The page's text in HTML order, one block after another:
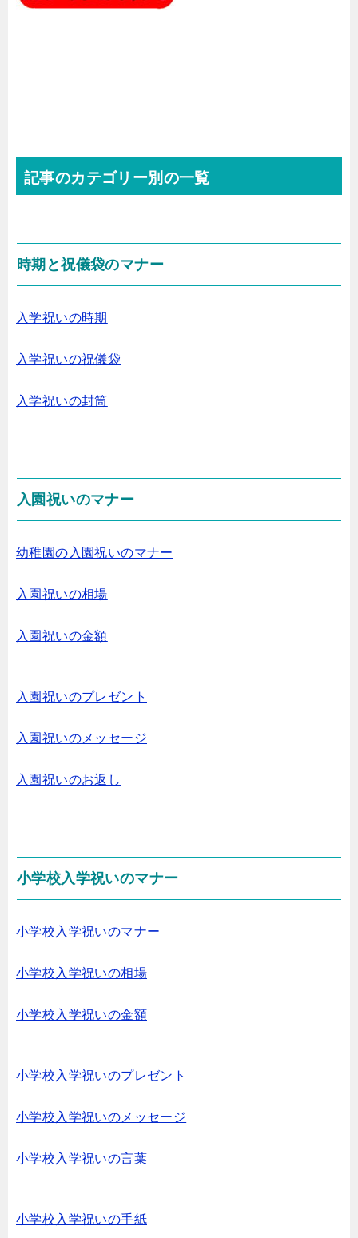
記事のカテゴリー別の一覧
時期と祝儀袋のマナー
入学祝いの時期
入学祝いの祝儀袋
入学祝いの封筒
入園祝いのマナー
幼稚園の入園祝いのマナー
入園祝いの相場
入園祝いの金額
入園祝いのプレゼント
入園祝いのメッセージ
入園祝いのお返し
小学校入学祝いのマナー
小学校入学祝いのマナー
小学校入学祝いの相場
小学校入学祝いの金額
小学校入学祝いのプレゼント
小学校入学祝いのメッセージ
小学校入学祝いの言葉
小学校入学祝いの手紙